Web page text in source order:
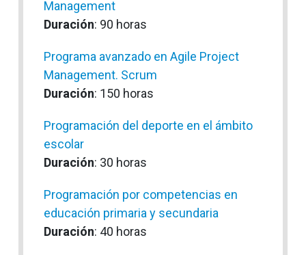
Management
Duración: 90 horas
Programa avanzado en Agile Project
Management. Scrum
Duración: 150 horas
Programación del deporte en el ámbito
escolar
Duración: 30 horas
Programación por competencias en
educación primaria y secundaria
Duración: 40 horas